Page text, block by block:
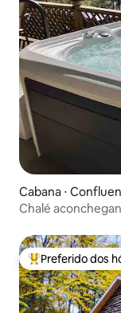
Cabana ⋅
Chalé
Entre os
Preferido dos